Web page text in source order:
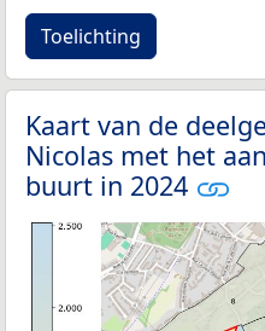
Toelichting
Kaart van de
Nicolas met het
buurt in 2024